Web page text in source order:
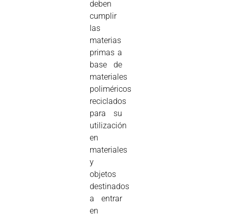
deben
cumplir
las
materias
primas a
base de
materiales
poliméricos
reciclados
para su
utilización
en
materiales
y
objetos
destinados
a entrar
en